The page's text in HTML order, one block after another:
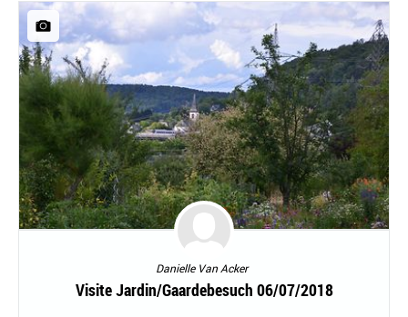
Danielle Van Acker
Visite Jardin/Gaardebesuch 06/07/2018